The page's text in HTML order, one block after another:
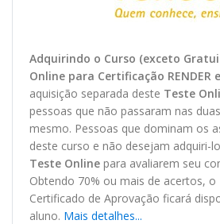
Adquirindo o Curso (exceto
Online para Certificação RENDER
aquisição separada deste Teste
pessoas que não passaram nas
mesmo. Pessoas que dominam os
deste curso e não desejam adquiri-
Teste Online para avaliarem seu
Obtendo 70% ou mais de acertos, o
Certificado de Aprovação ficará
aluno. Mais detalhes...